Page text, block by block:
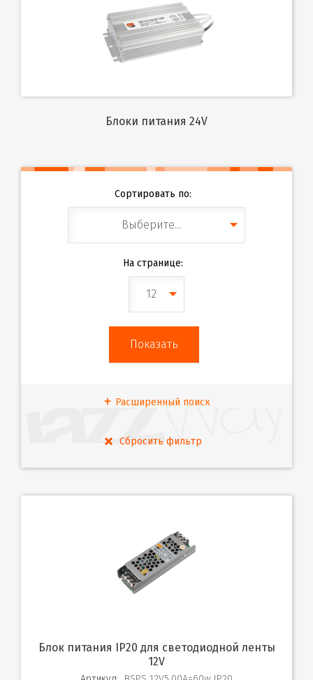
Блоки питания 24V
Сортировать по:
Выберите...
На странице:
12
Расширенный поиск
Блок питания IP20 для светодиодной ленты
12V